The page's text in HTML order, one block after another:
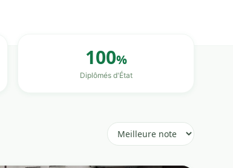
100%
Diplômés d'État